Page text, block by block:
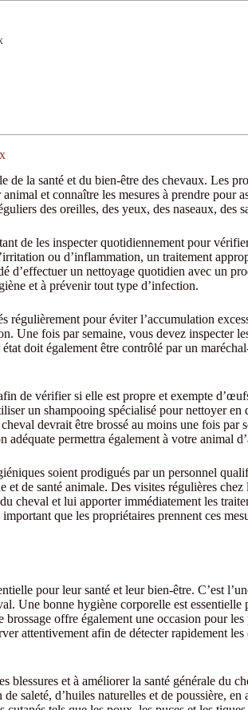
de la santé et du bien-être des chevaux. Les
et connaître les mesures à prendre pour
des oreilles, des yeux, des naseaux, des
de les inspecter quotidiennement pour
ou d’inflammation, un traitement
d’effectuer un nettoyage quotidien avec un
et à prévenir tout type d’infection.
régulièrement pour éviter l’accumulation
Une fois par semaine, vous devez inspecter
doit également être contrôlé par un
de vérifier si elle est propre et exempte
un shampooing spécialisé pour nettoyer
devrait être brossé au moins une fois par
permettra également à votre animal
soient prodigués par un personnel
et de santé animale. Des visites régulières
cheval et lui apporter immédiatement les
que les propriétaires prennent ces
pour leur santé et leur bien-être. C’est
Une bonne hygiène corporelle est
offre également une occasion pour les
attentivement afin de détecter rapidement
blessures et à améliorer la santé générale du
saleté, d’huiles naturelles et de poussière,